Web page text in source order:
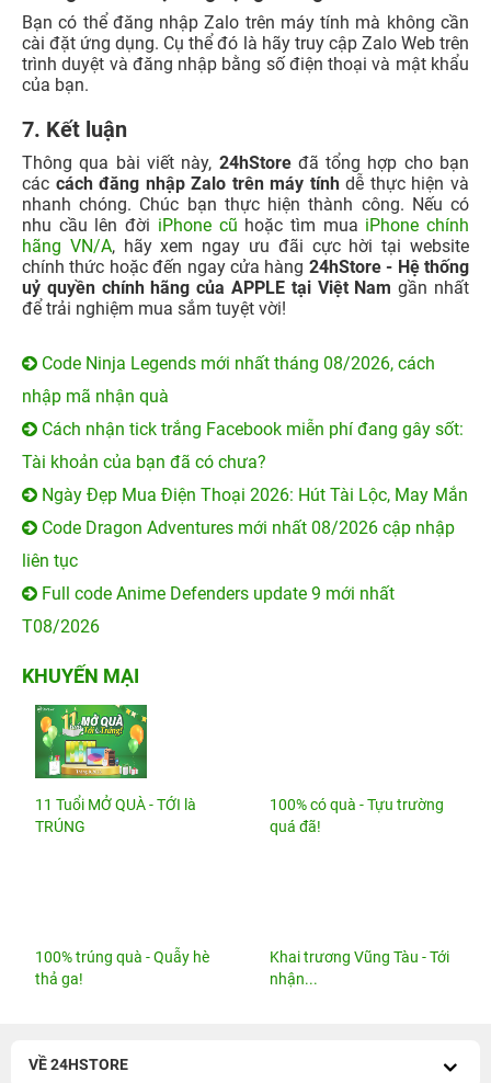
Bạn có thể đăng nhập Zalo trên máy tính mà không cần
cài đặt ứng dụng. Cụ thể đó là hãy truy cập Zalo Web trên
trình duyệt và đăng nhập bằng số điện thoại và mật khẩu
của bạn.
7. Kết luận
Thông qua bài viết này, 24hStore đã tổng hợp cho bạn
các cách đăng nhập Zalo trên máy tínhdễ thực hiện và
nhanh chóng. Chúc bạn thực hiện thành công. Nếu có
nhu cầu lên đời iPhone cũ hoặc tìm mua iPhone chính
hãng VN/A, hãy xem ngay ưu đãi cực hời tại website
chính thức hoặc đến ngay cửa hàng 24hStore - Hệ thống
uỷ quyền chính hãng của APPLE tại Việt Nam gần nhất
để trải nghiệm mua sắm tuyệt vời!
Code Ninja Legends mới nhất tháng 08/2026, cách
nhập mã nhận quà
Cách nhận tick trắng Facebook miễn phí đang gây sốt:
Tài khoản của bạn đã có chưa?
Ngày Đẹp Mua Điện Thoại 2026: Hút Tài Lộc, May Mắn
Code Dragon Adventures mới nhất 08/2026 cập nhập
liên tục
Full code Anime Defenders update 9 mới nhất
T08/2026
KHUYẾN MẠI
11 Tuổi MỞ QUÀ - TỚI là
TRÚNG
100% có quà - Tựu trường
quá đã!
100% trúng quà - Quẫy hè
thả ga!
Khai trương Vũng Tàu - Tới
nhận...
VỀ 24HSTORE